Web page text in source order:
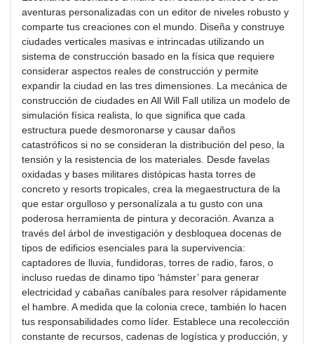
aventuras personalizadas con un editor de niveles robusto y
comparte tus creaciones con el mundo. Diseña y construye
ciudades verticales masivas e intrincadas utilizando un
sistema de construcción basado en la física que requiere
considerar aspectos reales de construcción y permite
expandir la ciudad en las tres dimensiones. La mecánica de
construcción de ciudades en All Will Fall utiliza un modelo de
simulación física realista, lo que significa que cada
estructura puede desmoronarse y causar daños
catastróficos si no se consideran la distribución del peso, la
tensión y la resistencia de los materiales. Desde favelas
oxidadas y bases militares distópicas hasta torres de
concreto y resorts tropicales, crea la megaestructura de la
que estar orgulloso y personalízala a tu gusto con una
poderosa herramienta de pintura y decoración. Avanza a
través del árbol de investigación y desbloquea docenas de
tipos de edificios esenciales para la supervivencia:
captadores de lluvia, fundidoras, torres de radio, faros, o
incluso ruedas de dinamo tipo ‘hámster’ para generar
electricidad y cabañas caníbales para resolver rápidamente
el hambre. A medida que la colonia crece, también lo hacen
tus responsabilidades como líder. Establece una recolección
constante de recursos, cadenas de logística y producción, y